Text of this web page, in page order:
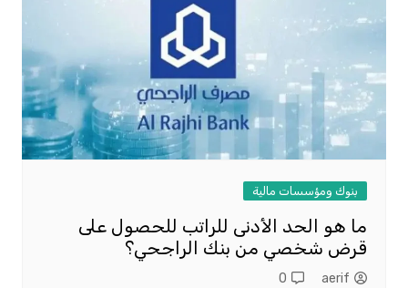
بنوك ومؤسسات مالية
ما هو الحد الأدنى للراتب للحصول على
قرض شخصي من بنك الراجحي؟
aerif
0